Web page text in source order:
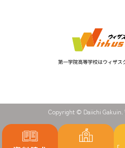
Copyright © Daiichi Gakuin.